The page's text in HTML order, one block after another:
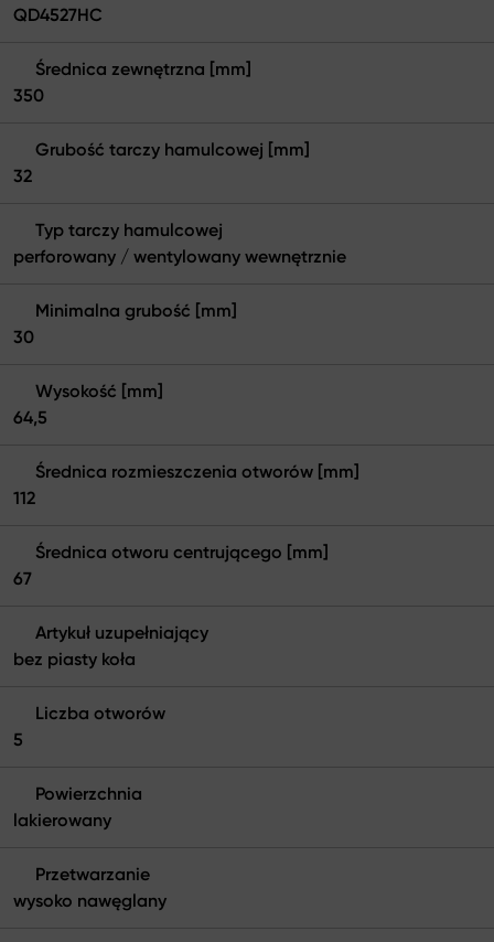
QD4527HC
Średnica zewnętrzna [mm]
350
Grubość tarczy hamulcowej [mm]
32
Typ tarczy hamulcowej
perforowany / wentylowany wewnętrznie
Minimalna grubość [mm]
30
Wysokość [mm]
64,5
Średnica rozmieszczenia otworów [mm]
112
Średnica otworu centrującego [mm]
67
Artykuł uzupełniający
bez piasty koła
Liczba otworów
5
Powierzchnia
lakierowany
Przetwarzanie
wysoko nawęglany